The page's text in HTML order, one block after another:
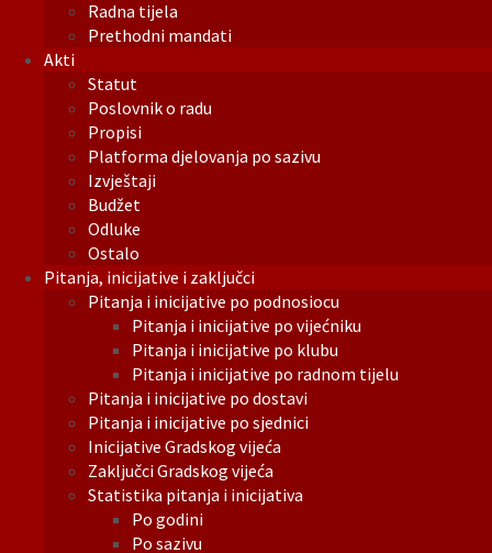
Radna tijela
Prethodni mandati
Akti
Statut
Poslovnik o radu
Propisi
Platforma djelovanja po sazivu
Izvještaji
Budžet
Odluke
Ostalo
Pitanja, inicijative i zaključci
Pitanja i inicijative po podnosiocu
Pitanja i inicijative po vijećniku
Pitanja i inicijative po klubu
Pitanja i inicijative po radnom tijelu
Pitanja i inicijative po dostavi
Pitanja i inicijative po sjednici
Inicijative Gradskog vijeća
Zaključci Gradskog vijeća
Statistika pitanja i inicijativa
Po godini
Po sazivu